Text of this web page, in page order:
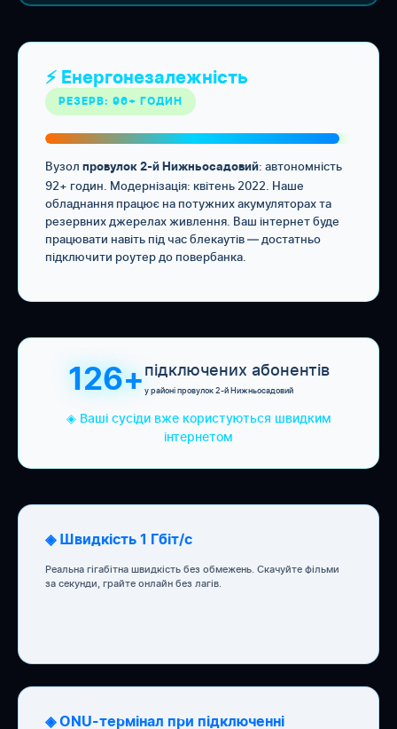
⚡ Енергонезалежність
РЕЗЕРВ: 96+ ГОДИН
Вузол провулок 2-й Нижньосадовий: автономність
92+ годин. Модернізація: квітень 2022. Наше
обладнання працює на потужних акумуляторах та
резервних джерелах живлення. Ваш інтернет буде
працювати навіть під час блекаутів — достатньо
підключити роутер до повербанка.
126+підключених абонентів
у районі провулок 2-й Нижньосадовий
◈ Ваші сусіди вже користуються швидким
інтернетом
◈ Швидкість 1 Гбіт/с
Реальна гігабітна швидкість без обмежень. Скачуйте фільми
за секунди, грайте онлайн без лагів.
◈ ONU-термінал при підключенні